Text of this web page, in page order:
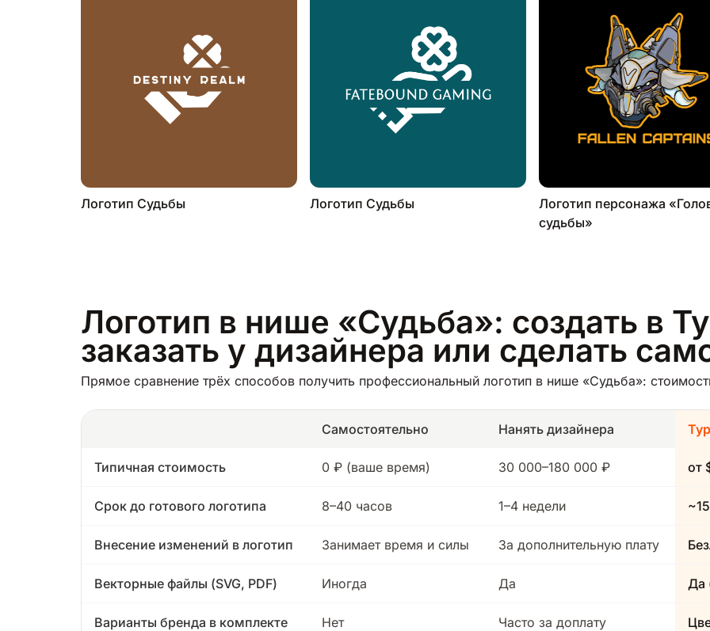
Логотип Судьбы Логотип Судьбы
Логотип персонажа
судьбы»
Логотип в нише «Судьба»: создать в
заказать у дизайнера или сделать
Прямое сравнение трёх способов получить профессиональный логотип в нише «Судьба»:
Самостоятельно Нанять дизайнера
Типичная стоимость 0 ₽ (ваше время) 30 000–180 000 ₽ от
Срок до готового логотипа 8–40 часов 1–4 недели
Внесение изменений в логотип Занимает время и силы За дополнительную плату
Векторные файлы (SVG, PDF) Иногда Да Да
Варианты бренда в комплекте Нет Часто за доплату